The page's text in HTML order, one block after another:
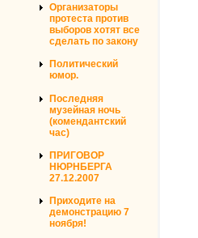
Организаторы
протеста против
выборов хотят все
сделать по закону
Политический
юмор.
Последняя
музейная ночь
(комендантский
час)
ПРИГОВОР
НЮРНБЕРГА
27.12.2007
Приходите на
демонстрацию 7
ноября!